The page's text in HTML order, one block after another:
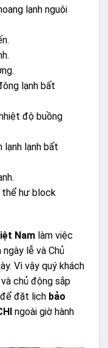
lạnh nguội
lạnh bất
độ buồng
lạnh lạnh bất
thể hư block
Nam làm việc
lễ và Chủ
Vì vậy quý khách
chủ động sắp
đặt lịch bảo
ngoài giờ hành